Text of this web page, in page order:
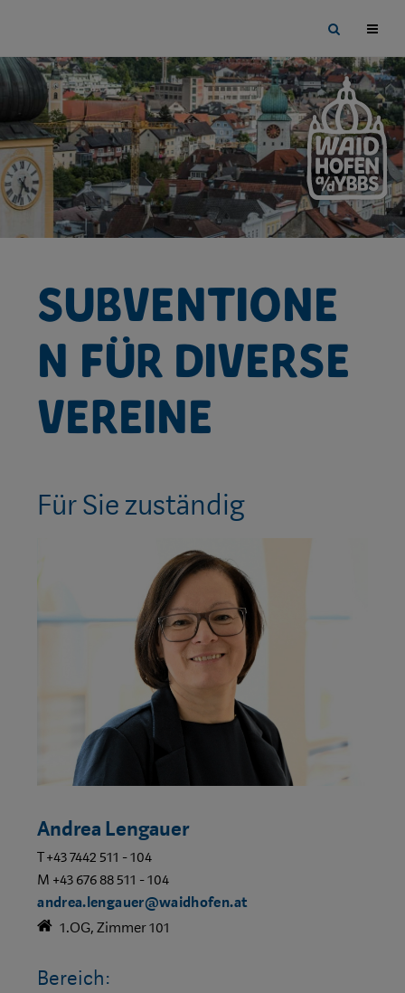
zu:
Site
toggle
Subventione
n für diverse
Vereine
Für Sie zuständig
Andrea Lengauer
T +43 7442 511 - 104
M +43 676 88 511 - 104
andrea.lengauer@waidhofen.at
1.OG, Zimmer 101
Bereich: